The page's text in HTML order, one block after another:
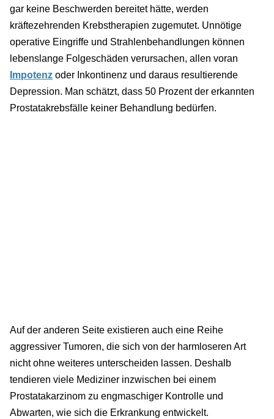
gar keine Beschwerden bereitet hätte, werden
kräftezehrenden Krebstherapien zugemutet. Unnötige
operative Eingriffe und Strahlenbehandlungen können
lebenslange Folgeschäden verursachen, allen voran
Impotenz oder Inkontinenz und daraus resultierende
Depression. Man schätzt, dass 50 Prozent der erkannten
Prostatakrebsfälle keiner Behandlung bedürfen.
Auf der anderen Seite existieren auch eine Reihe
aggressiver Tumoren, die sich von der harmloseren Art
nicht ohne weiteres unterscheiden lassen. Deshalb
tendieren viele Mediziner inzwischen bei einem
Prostatakarzinom zu engmaschiger Kontrolle und
Abwarten, wie sich die Erkrankung entwickelt.